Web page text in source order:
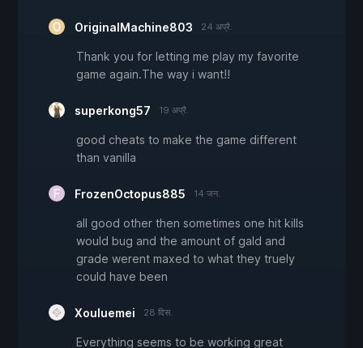
OriginalMachine803 24 अप्रै.
Thank you for letting me play my favorite
game again.The way i want!!
superkong57 19 अप्रै.
good cheats to make the game different
than vanilla
FrozenOctopus885 14 जन.
all good other then sometimes one hit kills
would bug and the amount of gald and
grade werent maxed to what they truely
could have been
Xouluemei 28 दिस.
Everything seems to be working great